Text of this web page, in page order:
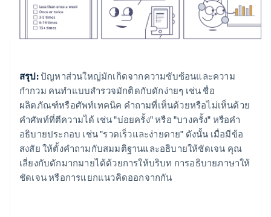
สรุป:ปัญหาส่วนใหญ่มักเกิดจากความซับซ้อนและความ
กำกวม คนทำแบบสำรวจมักติดกับดักง่ายๆ เช่น ชื่อ
ผลิตภัณฑ์หรือศัพท์เทคนิค คำถามที่เห็นด้วยหรือไม่เห็นด้วย
คำศัพท์ที่ตีความได้ เช่น "บ่อยครั้ง" หรือ "บางครั้ง" หรือคำ
อธิบายประกอบ เช่น "รวดเร็วและง่ายดาย" ดังนั้น เมื่อมีข้อ
สงสัย ให้ตั้งคำถามกับสมมติฐานและอธิบายให้ชัดเจน คุณ
เลี่ยงกับดักมากมายได้ด้วยการให้บริบท การอธิบายภาษาให้
ชัดเจน หรือการแยกแนวคิดออกจากกัน